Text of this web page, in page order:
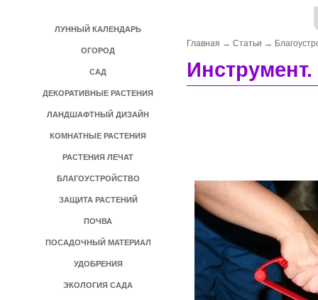
ЛУННЫЙ КАЛЕНДАРЬ
ОГОРОД
САД
ДЕКОРАТИВНЫЕ РАСТЕНИЯ
ЛАНДШАФТНЫЙ ДИЗАЙН
КОМНАТНЫЕ РАСТЕНИЯ
РАСТЕНИЯ ЛЕЧАТ
БЛАГОУСТРОЙСТВО
ЗАЩИТА РАСТЕНИЙ
ПОЧВА
ПОСАДОЧНЫЙ МАТЕРИАЛ
УДОБРЕНИЯ
ЭКОЛОГИЯ САДА
Главная → Статьи →